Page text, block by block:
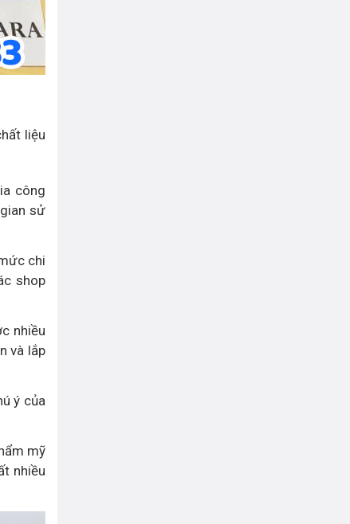
liệu
công
sử
chi
shop
nhiều
và lắp
ý của
mỹ
nhiều